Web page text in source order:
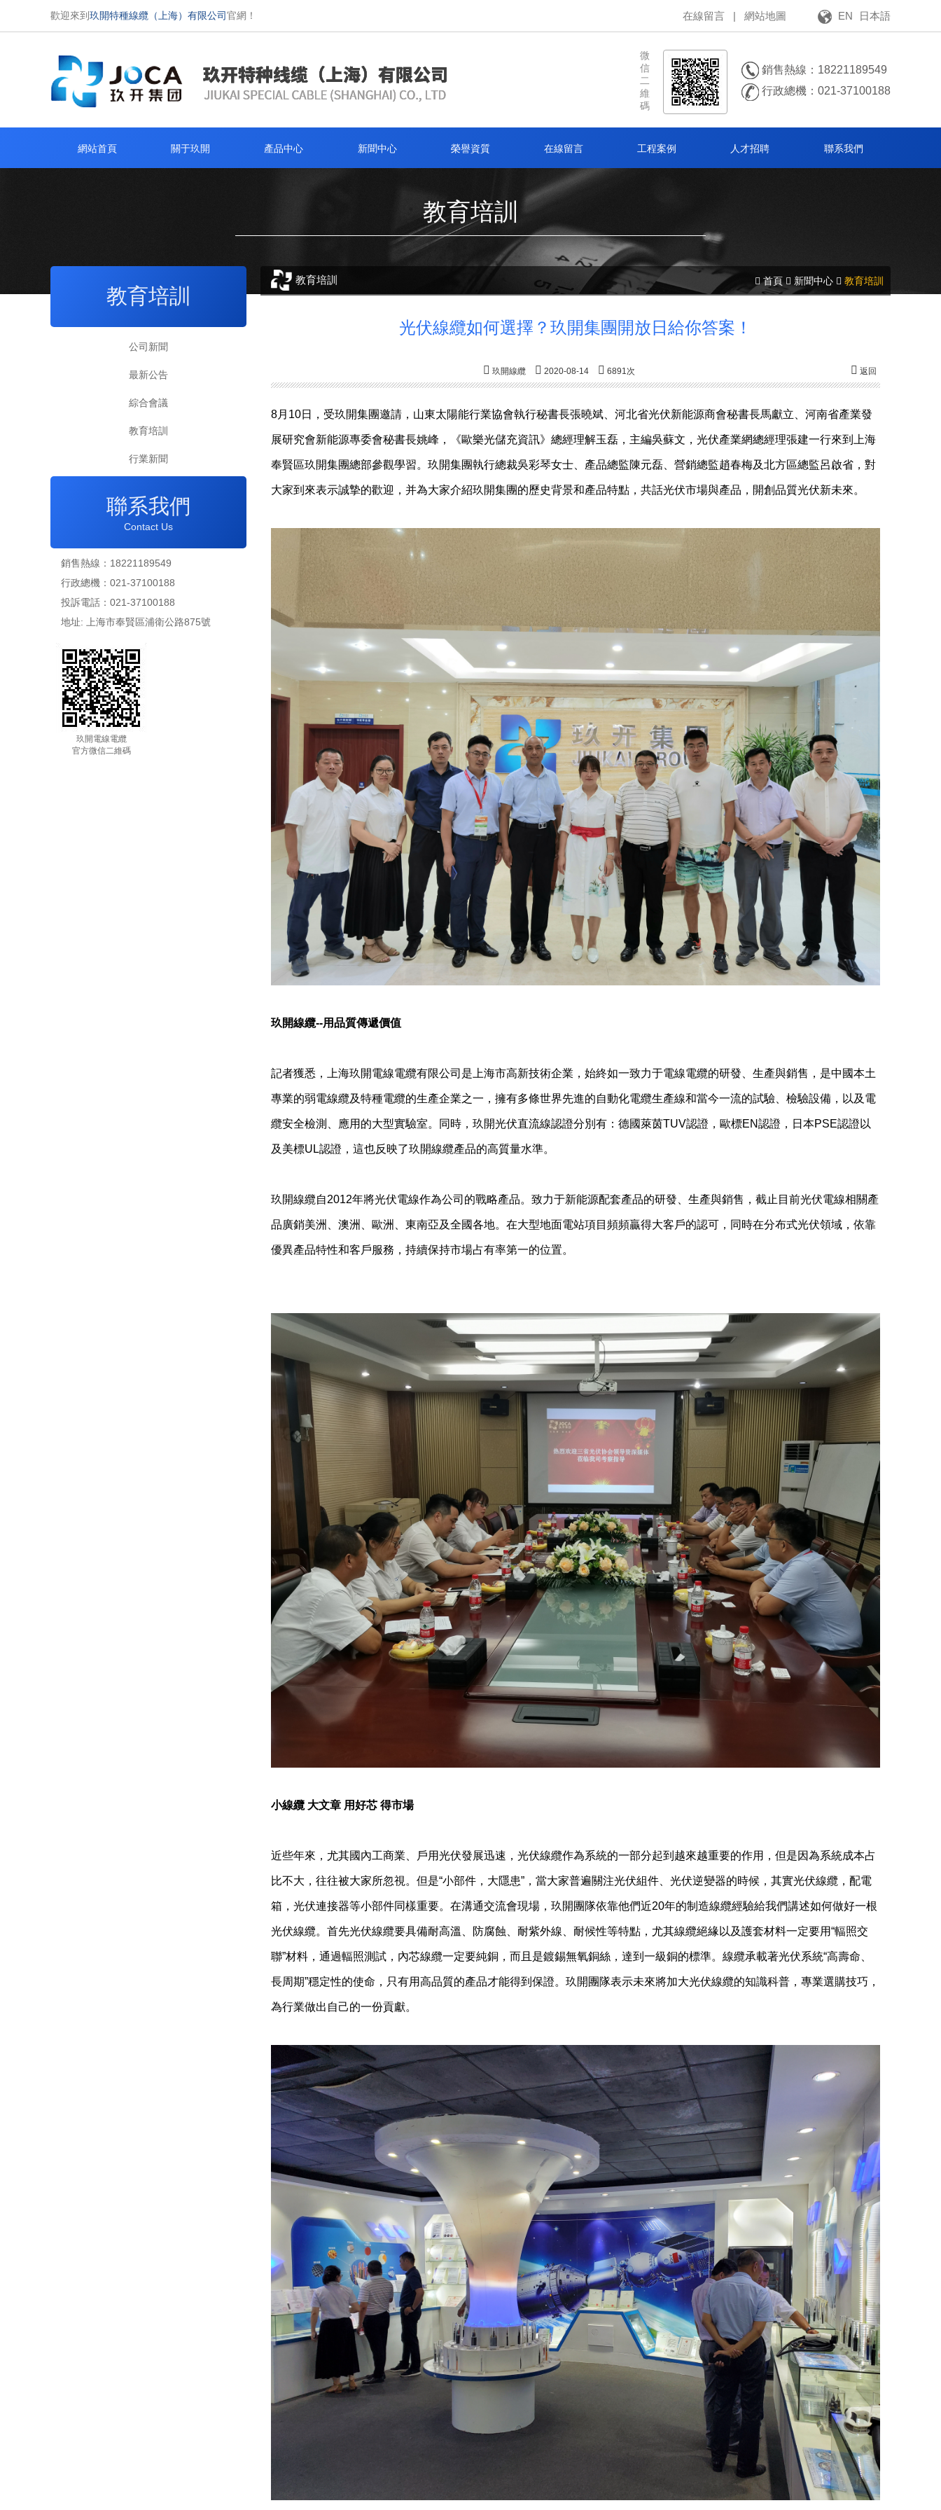
歡迎來到 玖開特種線纜（上海）有限公司官網！ EN 日本語
在線留言 | 網站地圖
銷售熱線：18221189549
行政總機：021-37100188
微
信
二
維
碼
網站首頁 關于玖開 產品中心 新聞中心 榮譽資質 在線留言 工程案例 人才招聘 聯系我們
教育培訓
教育培訓
公司新聞
最新公告
綜合會議
教育培訓
行業新聞
聯系我們
Contact Us
銷售熱線：18221189549
行政總機：021-37100188
投訴電話：021-37100188
地址: 上海市奉賢區浦衛公路875號
玖開電線電纜
官方微信二維碼
教育培訓 首頁  新聞中心  教育培訓
光伏線纜如何選擇？玖開集團開放日給你答案！
玖開線纜 2020-08-14 6891次 返回
8月10日，受玖開集團邀請，山東太陽能行業協會執行秘書長張曉斌、河北省光伏新能源商會秘書長馬獻立、河南省產業發
展研究會新能源專委會秘書長姚峰，《歐樂光儲充資訊》總經理解玉磊，主編吳蘇文，光伏產業網總經理張建一行來到上海
奉賢區玖開集團總部參觀學習。玖開集團執行總裁吳彩琴女士、產品總監陳元磊、營銷總監趙春梅及北方區總監呂啟省，對
大家到來表示誠摯的歡迎，并為大家介紹玖開集團的歷史背景和產品特點，共話光伏市場與產品，開創品質光伏新未來。
玖開線纜--用品質傳遞價值
記者獲悉，上海玖開電線電纜有限公司是上海市高新技術企業，始終如一致力于電線電纜的研發、生產與銷售，是中國本土
專業的弱電線纜及特種電纜的生產企業之一，擁有多條世界先進的自動化電纜生產線和當今一流的試驗、檢驗設備，以及電
纜安全檢測、應用的大型實驗室。同時，玖開光伏直流線認證分別有：德國萊茵TUV認證，歐標EN認證，日本PSE認證以
及美標UL認證，這也反映了玖開線纜產品的高質量水準。
玖開線纜自2012年將光伏電線作為公司的戰略產品。致力于新能源配套產品的研發、生產與銷售，截止目前光伏電線相關產
品廣銷美洲、澳洲、歐洲、東南亞及全國各地。在大型地面電站項目頻頻贏得大客戶的認可，同時在分布式光伏領域，依靠
優異產品特性和客戶服務，持續保持市場占有率第一的位置。
小線纜 大文章 用好芯 得市場
近些年來，尤其國內工商業、戶用光伏發展迅速，光伏線纜作為系統的一部分起到越來越重要的作用，但是因為系統成本占
比不大，往往被大家所忽視。但是“小部件，大隱患”，當大家普遍關注光伏組件、光伏逆變器的時候，其實光伏線纜，配電
箱，光伏連接器等小部件同樣重要。在溝通交流會現場，玖開團隊依靠他們近20年的制造線纜經驗給我們講述如何做好一根
光伏線纜。首先光伏線纜要具備耐高溫、防腐蝕、耐紫外線、耐候性等特點，尤其線纜絕緣以及護套材料一定要用“輻照交
聯”材料，通過輻照測試，內芯線纜一定要純銅，而且是鍍錫無氧銅絲，達到一級銅的標準。線纜承載著光伏系統“高壽命、
長周期”穩定性的使命，只有用高品質的產品才能得到保證。玖開團隊表示未來將加大光伏線纜的知識科普，專業選購技巧，
為行業做出自己的一份貢獻。